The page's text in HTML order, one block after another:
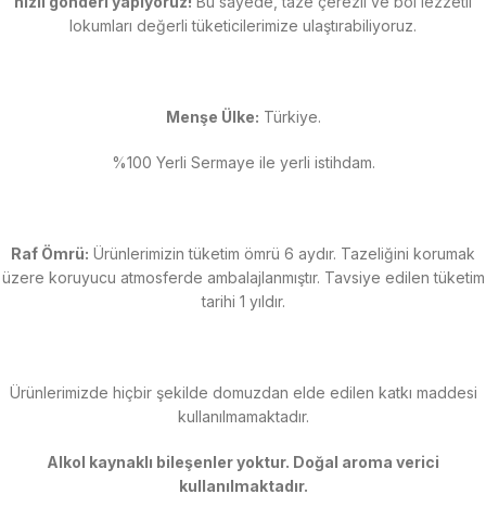
lokumları değerli tüketicilerimize ulaştırabiliyoruz.
Menşe Ülke: Türkiye.
%100 Yerli Sermaye ile yerli istihdam.
Raf Ömrü: Ürünlerimizin tüketim ömrü 6 aydır. Tazeliğini korumak
üzere koruyucu atmosferde ambalajlanmıştır. Tavsiye edilen tüketim
tarihi 1 yıldır.
Ürünlerimizde hiçbir şekilde domuzdan elde edilen katkı maddesi
kullanılmamaktadır.
Alkol kaynaklı bileşenler yoktur. Doğal aroma verici
kullanılmaktadır.